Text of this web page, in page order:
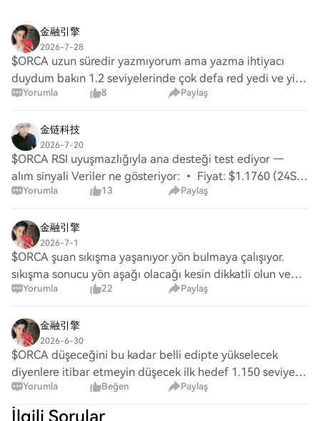
金融引擎
2026-7-28
$ORCA uzun süredir yazmıyorum ama yazma ihtiyacı
duydum bakın 1.2 seviyelerinde çok defa red yedi ve yine
yiyecek içeri almak için uğraşıyor savaş devam ediyor
Yorumla 8 Paylaş
金链科技
2026-7-20
$ORCA RSI uyuşmazlığıyla ana desteği test ediyor —
alım sinyali Veriler ne gösteriyor: • Fiyat: $1.1760 (24S
Aralık: $1.1630–$1.2240) • RSI(14): 44.7 — Nötr •
Yorumla 13 Paylaş
金融引擎
2026-7-1
$ORCA şuan sıkışma yaşanıyor yön bulmaya çalışıyor.
sıkışma sonucu yön aşağı olacağı kesin dikkatli olun ve
düşüşe yatırım yapın daha öncede söylediğim gibi
Yorumla 22 Paylaş
金融引擎
2026-6-30
$ORCA düşeceğini bu kadar belli edipte yükselecek
diyenlere itibar etmeyin düşecek ilk hedef 1.150 seviyesi
izleyelim hep beraber
Yorumla Beğen Paylaş
İlgili Sorular